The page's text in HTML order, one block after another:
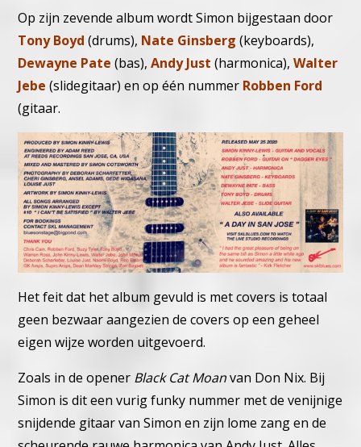
Op zijn zevende album wordt Simon bijgestaan door
Tony Boyd (drums), Nate Ginsberg (keyboards),
Dewayne Pate (bas),Andy Just (harmonica),Walter
Jebe (slidegitaar) en op één nummer Robben Ford
(gitaar.
Het feit dat het album gevuld is met covers is totaal
geen bezwaar aangezien de covers op een geheel
eigen wijze worden uitgevoerd.
Zoals in de opener Black Cat Moanvan Don Nix. Bij
Simon is dit een vurig funky nummer met de venijnige
snijdende gitaar van Simon en zijn lome zang en de